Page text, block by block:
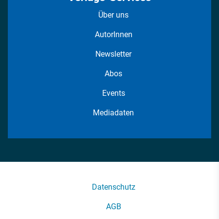
Über uns
AutorInnen
Newsletter
Abos
Events
Mediadaten
Datenschutz
AGB